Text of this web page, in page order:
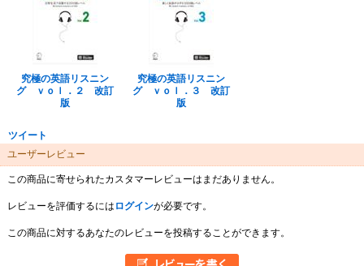
究極の英語リスニン
グ ｖｏｌ．２ 改訂
版
究極の英語リスニン
グ ｖｏｌ．３ 改訂
版
ツイート
ユーザーレビュー
この商品に寄せられたカスタマーレビューはまだありません。
レビューを評価するには ログインが必要です。
この商品に対するあなたのレビューを投稿することができます。